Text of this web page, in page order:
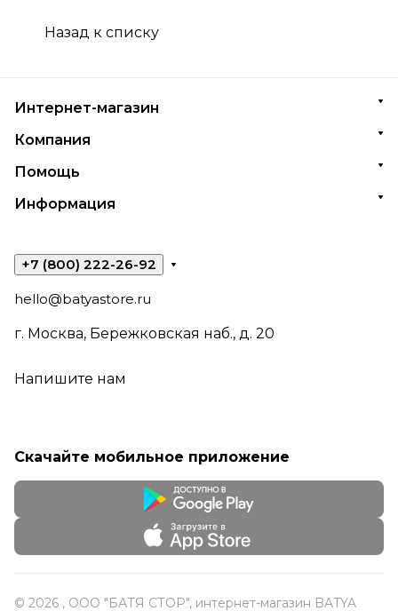
Назад к списку
Интернет-магазин
Компания
Помощь
Информация
+7 (800) 222-26-92
hello@batyastore.ru
г. Москва, Бережковская наб., д. 20
Напишите нам
Скачайте мобильное приложение
© 2026 , ООО "БАТЯ СТОР", интернет-магазин BATYA